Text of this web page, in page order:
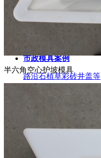
高铁桥梁护栏施工案例
高速模具案例
市政模具案例
路沿石植草彩砖井盖等
视频中心
VIDEO
半六角空心护坡模具